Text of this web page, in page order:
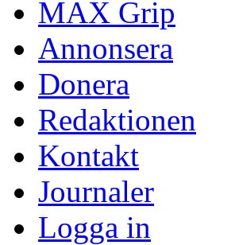
MAX Grip
Annonsera
Donera
Redaktionen
Kontakt
Journaler
Logga in